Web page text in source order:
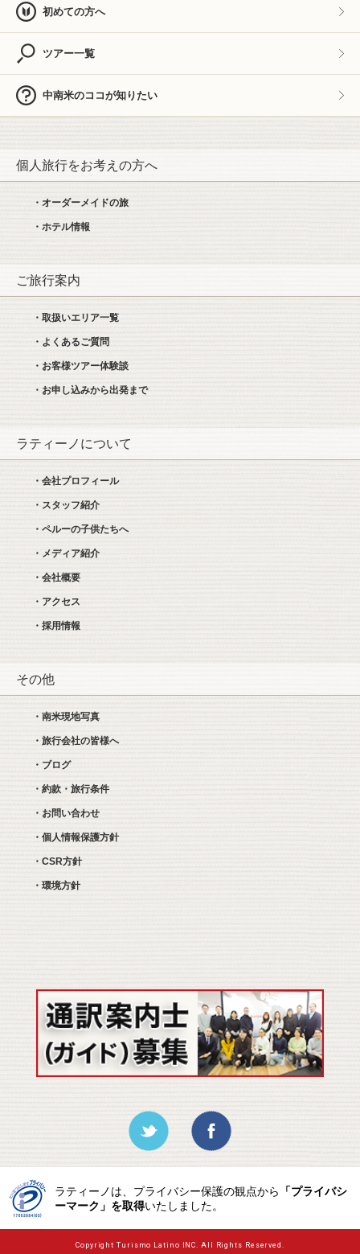
初めての方へ
ツアー一覧
中南米のココが知りたい
個人旅行をお考えの方へ
・オーダーメイドの旅
・ホテル情報
ご旅行案内
・取扱いエリア一覧
・よくあるご質問
・お客様ツアー体験談
・お申し込みから出発まで
ラティーノについて
・会社プロフィール
・スタッフ紹介
・ペルーの子供たちへ
・メディア紹介
・会社概要
・アクセス
・採用情報
その他
・南米現地写真
・旅行会社の皆様へ
・ブログ
・約款・旅行条件
・お問い合わせ
・個人情報保護方針
・CSR方針
・環境方針
ラティーノは、プライバシー保護の観点から 「プライバシ
ーマーク」を取得いたしました。
Copyright Turismo Latino INC. All Rights Reserved.